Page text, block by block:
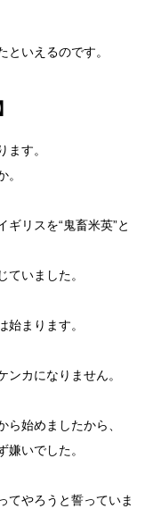
いえるのです。
す。
リスを“鬼畜米英”と
いました。
始まります。
ンカになりません。
始めましたから、
嫌いでした。
てやろうと誓っていま